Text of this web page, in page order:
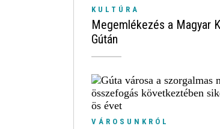
KULTÚRA
Megemlékezés a Magyar
Gútán
VÁROSUNKRÓL